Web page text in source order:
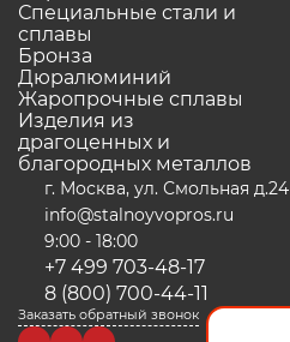
Специальные стали и
сплавы
Бронза
Дюралюминий
Жаропрочные сплавы
Изделия из
драгоценных и
благородных металлов
г. Москва, ул. Смольная д.24
info@stalnoyvopros.ru
9:00 - 18:00
+7 499 703-48-17
8 (800) 700-44-11
Заказать обратный звонок